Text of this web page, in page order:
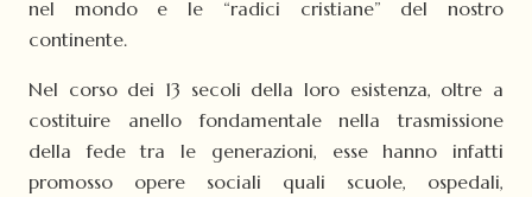
nel mondo e le “radici cristiane” del nostro
continente.
Nel corso dei 13 secoli della loro esistenza, oltre a
costituire anello fondamentale nella trasmissione
della fede tra le generazioni, esse hanno infatti
promosso opere sociali quali scuole, ospedali,